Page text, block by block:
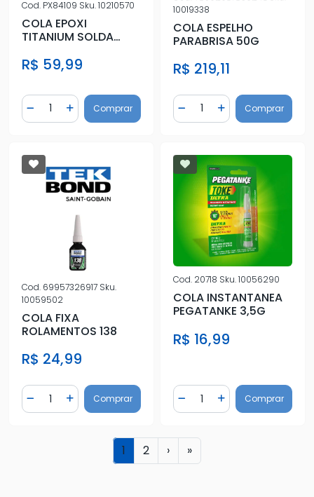
Cod. PX84109 Sku.10210570
COLA EPOXI
TITANIUM SOLDA
R$ 59,99
Diminuir Quantidade
Quantidade
Adicionar Quantidade
Comprar
10019338
COLA ESPELHO
PARABRISA 50G
R$ 219,11
Diminuir Quantidade
Quantidade
AdicionarComprar
Cod. 69957326917 Sku.
10059502
COLA FIXA
ROLAMENTOS 138
R$ 24,99
Diminuir Quantidade
Quantidade
Adicionar Quantidade
Comprar
Cod. 20718 Sku.10056290
COLA INSTANTANEA
PEGATANKE 3,5G
R$ 16,99
Diminuir Quantidade
Quantidade
AdicionarComprar
1 2 › »